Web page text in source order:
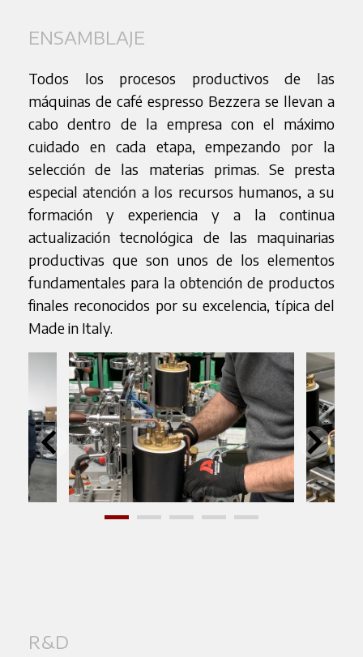
ENSAMBLAJE
Todos los procesos productivos de las
máquinas de café espresso Bezzera se llevan a
cabo dentro de la empresa con el máximo
cuidado en cada etapa, empezando por la
selección de las materias primas. Se presta
especial atención a los recursos humanos, a su
formación y experiencia y a la continua
actualización tecnológica de las maquinarias
productivas que son unos de los elementos
fundamentales para la obtención de productos
finales reconocidos por su excelencia, típica del
Made in Italy.
R&D